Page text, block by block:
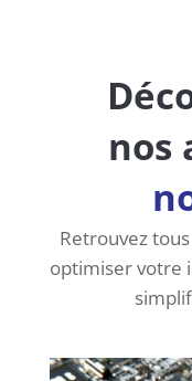
nos
Retrouvez
optimiser votre